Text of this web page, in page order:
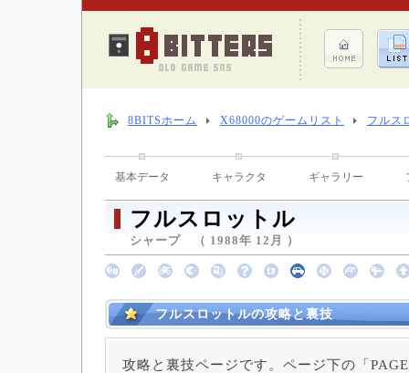
8BITSホーム X68000のゲームリスト フルス
基本データ キャラクタ ギャラリー
フルスロットル
シャープ （ 1988年 12月 ）
フルスロットルの攻略と裏技
攻略と裏技ページです。ページ下の「